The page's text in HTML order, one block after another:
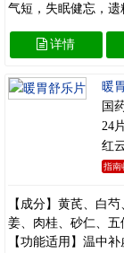
气短，失眠健忘，遗
详情
暖
国
24
红
指南
【成分】黄芪、白
姜、肉桂、砂仁、五
【功能适用】温中